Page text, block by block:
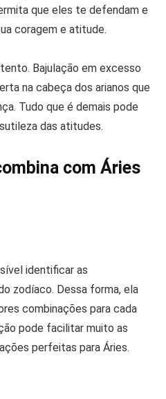
que eles te defendam e
coragem e atitude.
Bajulação em excesso
na cabeça dos arianos que
Tudo que é demais pode
das atitudes.
com Áries
identificar as
zodíaco. Dessa forma, ela
combinações para cada
pode facilitar muito as
perfeitas para Áries.